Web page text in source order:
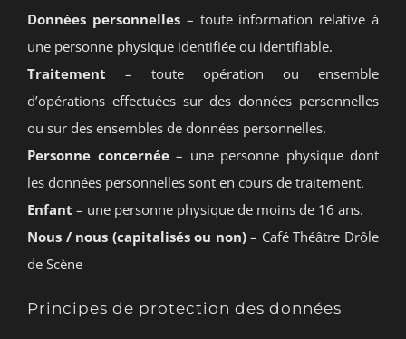
Données personnelles– toute information relative à
une personne physique identifiée ou identifiable.
Traitement – toute opération ou ensemble
d’opérations effectuées sur des données personnelles
ou sur des ensembles de données personnelles.
Personne concernée– une personne physique dont
les données personnelles sont en cours de traitement.
Enfant – une personne physique de moins de 16 ans.
Nous / nous (capitalisés ou non)– Café Théâtre Drôle
de Scène
Principes de protection des données